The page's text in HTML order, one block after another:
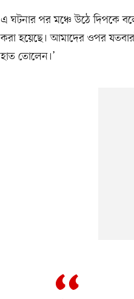
এ ঘটনার পর মঞ্চে উঠে দিপকে
করা হয়েছে। আমাদের ওপর
হাত তোলেন।’